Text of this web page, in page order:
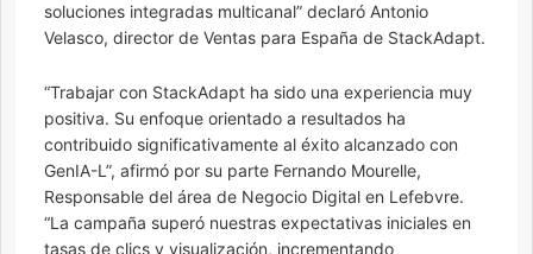
soluciones integradas multicanal” declaró Antonio
Velasco, director de Ventas para España de StackAdapt.
“Trabajar con StackAdapt ha sido una experiencia muy
positiva. Su enfoque orientado a resultados ha
contribuido significativamente al éxito alcanzado con
GenIA-L”, afirmó por su parte Fernando Mourelle,
Responsable del área de Negocio Digital en Lefebvre.
“La campaña superó nuestras expectativas iniciales en
tasas de clics y visualización, incrementando